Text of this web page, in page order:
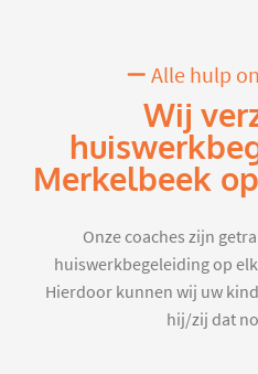
Alle hulp
Wij
Merkelbeek
Onze coaches zijn
huiswerkbegeleiding op
Hierdoor kunnen wij uw
hij/zij dat